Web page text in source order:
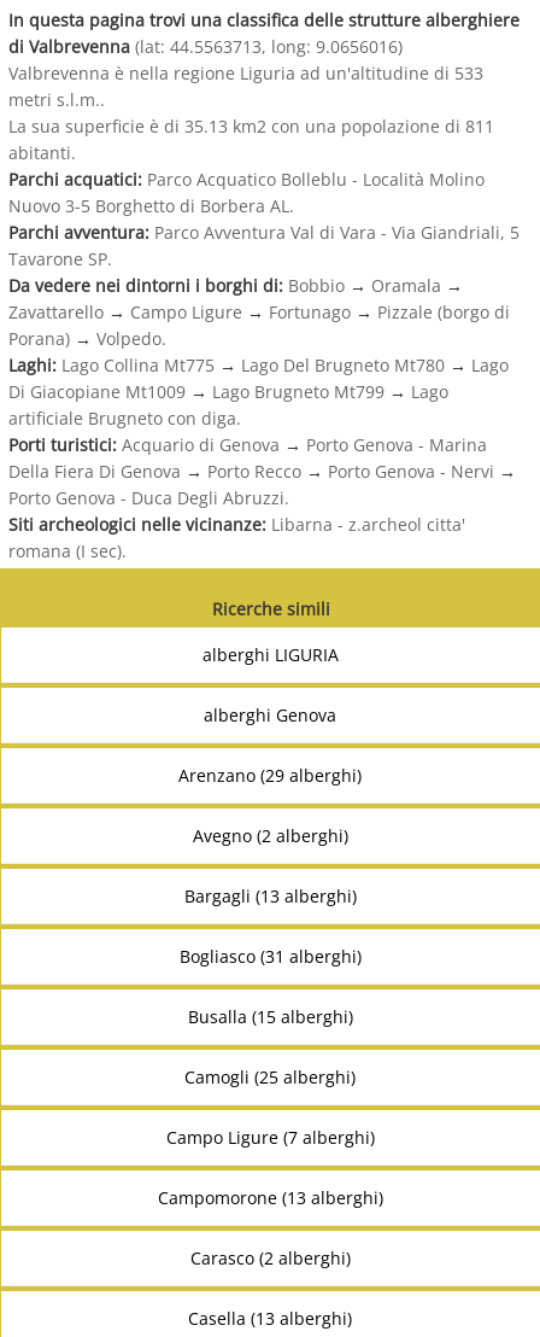
In questa pagina trovi una classifica delle strutture alberghiere
di Valbrevenna (lat: 44.5563713, long: 9.0656016)
Valbrevenna è nella regione Liguria ad un'altitudine di 533
metri s.l.m..
La sua superficie è di 35.13 km2 con una popolazione di 811
abitanti.
Parchi acquatici: Parco Acquatico Bolleblu - Località Molino
Nuovo 3-5 Borghetto di Borbera AL.
Parchi avventura: Parco Avventura Val di Vara - Via Giandriali, 5
Tavarone SP.
Da vedere nei dintorni i borghi di: Bobbio → Oramala →
Zavattarello → Campo Ligure → Fortunago → Pizzale (borgo di
Porana) → Volpedo.
Laghi: Lago Collina Mt775 → Lago Del Brugneto Mt780 → Lago
Di Giacopiane Mt1009 → Lago Brugneto Mt799 → Lago
artificiale Brugneto con diga.
Porti turistici: Acquario di Genova → Porto Genova - Marina
Della Fiera Di Genova → Porto Recco → Porto Genova - Nervi →
Porto Genova - Duca Degli Abruzzi.
Siti archeologici nelle vicinanze: Libarna - z.archeol citta'
romana (I sec).
Ricerche simili
alberghi LIGURIA
alberghi Genova
Arenzano (29 alberghi)
Avegno (2 alberghi)
Bargagli (13 alberghi)
Bogliasco (31 alberghi)
Busalla (15 alberghi)
Camogli (25 alberghi)
Campo Ligure (7 alberghi)
Campomorone (13 alberghi)
Carasco (2 alberghi)
Casella (13 alberghi)